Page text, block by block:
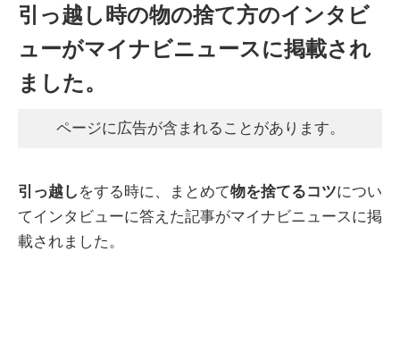
引っ越し時の物の捨て方のインタビ
ューがマイナビニュースに掲載され
ました。
ページに広告が含まれることがあります。
引っ越し をする時に、まとめて物を捨てるコツについ
てインタビューに答えた記事がマイナビニュースに掲
載されました。